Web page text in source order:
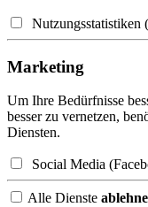
Nutzungsstatistiken
Marketing
Um Ihre Bedürfnisse
besser zu vernetzen,
Diensten.
Social Media
Alle Dienste